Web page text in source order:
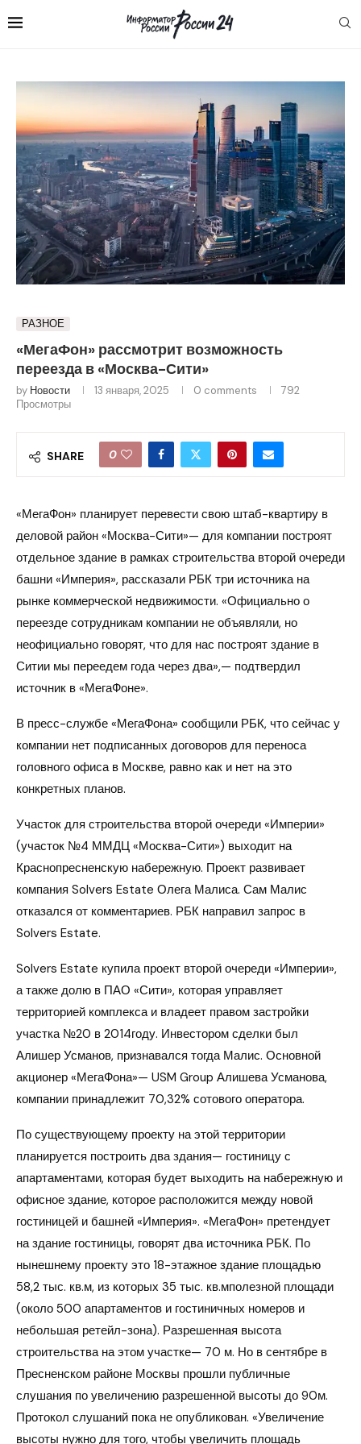
РАЗНОЕ
«МегаФон» рассмотрит возможность
переезда в «Москва-Сити»
by Новости 13 января, 2025 0 comments
792
Просмотры
SHARE 0
«МегаФон» планирует перевести свою штаб-квартиру в
деловой район «Москва-Сити»— для компании построят
отдельное здание в рамках строительства второй очереди
башни «Империя», рассказали РБК три источника на
рынке коммерческой недвижимости. «Официально о
переезде сотрудникам компании не объявляли, но
неофициально говорят, что для нас построят здание в
Ситии мы переедем года через два»,— подтвердил
источник в «МегаФоне».
В пресс-службе «МегаФона» сообщили РБК, что сейчас у
компании нет подписанных договоров для переноса
головного офиса в Москве, равно как и нет на это
конкретных планов.
Участок для строительства второй очереди «Империи»
(участок №4 ММДЦ «Москва-Сити») выходит на
Краснопресненскую набережную. Проект развивает
компания Solvers Estate Олега Малиса. Сам Малис
отказался от комментариев. РБК направил запрос в
Solvers Estate.
Solvers Estate купила проект второй очереди «Империи»,
а также долю в ПАО «Сити», которая управляет
территорией комплекса и владеет правом застройки
участка №20 в 2014году. Инвестором сделки был
Алишер Усманов, признавался тогда Малис. Основной
акционер «МегаФона»— USM Group Алишева Усманова,
компании принадлежит 70,32% сотового оператора.
По существующему проекту на этой территории
планируется построить два здания— гостиницу с
апартаментами, которая будет выходить на набережную и
офисное здание, которое расположится между новой
гостиницей и башней «Империя». «МегаФон» претендует
на здание гостиницы, говорят два источника РБК. По
нынешнему проекту это 18-этажное здание площадью
58,2 тыс. кв.м, из которых 35 тыс. кв.мполезной площади
(около 500 апартаментов и гостиничных номеров и
небольшая ретейл-зона). Разрешенная высота
строительства на этом участке— 70 м. Но в сентябре в
Пресненском районе Москвы прошли публичные
слушания по увеличению разрешенной высоты до 90м.
Протокол слушаний пока не опубликован. «Увеличение
высоты нужно для того, чтобы увеличить площадь